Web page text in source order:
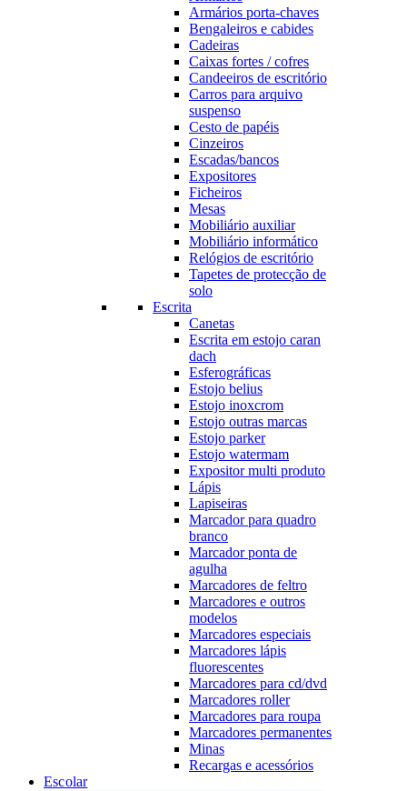
Armários porta-chaves
Bengaleiros e cabides
Cadeiras
Caixas fortes / cofres
Candeeiros de escritório
Carros para arquivo
suspenso
Cesto de papéis
Cinzeiros
Escadas/bancos
Expositores
Ficheiros
Mesas
Mobiliário auxiliar
Mobiliário informático
Relógios de escritório
Tapetes de protecção de
solo
Escrita
Canetas
Escrita em estojo caran
dach
Esferográficas
Estojo belius
Estojo inoxcrom
Estojo outras marcas
Estojo parker
Estojo watermam
Expositor multi produto
Lápis
Lapiseiras
Marcador para quadro
branco
Marcador ponta de
agulha
Marcadores de feltro
Marcadores e outros
modelos
Marcadores especiais
Marcadores lápis
fluorescentes
Marcadores para cd/dvd
Marcadores roller
Marcadores para roupa
Marcadores permanentes
Minas
Recargas e acessórios
Escolar